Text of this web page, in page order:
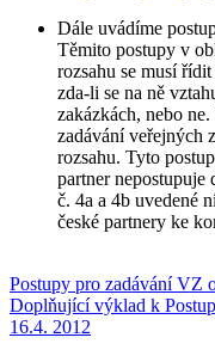
Dále uvádíme
Těmito postupy v
rozsahu se musí
zda-li se na ně
zakázkách, nebo
zadávání veřejných
rozsahu. Tyto
partner
č. 4a a 4b uvedené
české partnery ke
Postupy pro zadávání VZ
Doplňující výklad k
16.4. 2012